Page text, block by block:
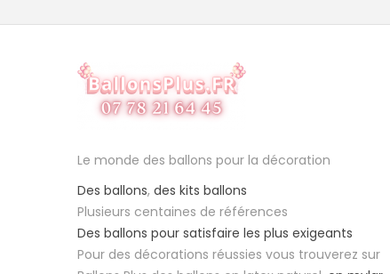
Le monde des ballons pour la décoration
Des ballons, des kits ballons
Plusieurs centaines de références
Des ballons pour satisfaire les plus exigeants
Pour des décorations réussies vous trouverez sur